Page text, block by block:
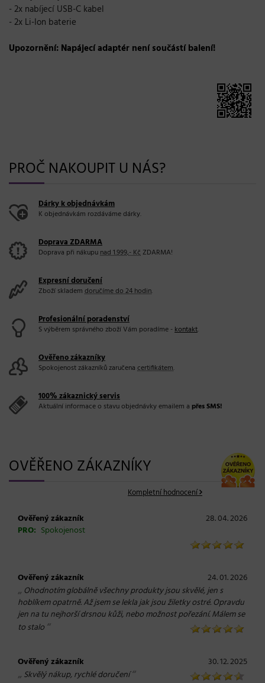
- 2x nabíjecí USB-C kabel
- 2x Li-Ion baterie
Upozornění: Napájecí adaptér není součástí balení!
PROČ NAKOUPIT U NÁS?
Dárky k objednávkám
K objednávkám rozdáváme dárky.
Doprava ZDARMA
Doprava při nákupunad 1.999,- KčZDARMA!
Expresní doručení
Zboží skladem doručíme do 24 hodin.
Profesionální poradenství
S výběrem správného zboží Vám poradíme -kontakt.
Ověřeno zákazníky
Spokojenost zákazníků zaručena certifikátem.
100% zákaznický servis
Aktuální informace o stavu objednávky emailem a přes SMS!
OVĚŘENO ZÁKAZNÍKY
Kompletní hodnocení
Ověřený zákazník
28. 04. 2026
PRO: Spokojenost
Ověřený zákazník 24. 01. 2026
„ Ohodnotím globálně všechny produkty jsou skvělé, jen s
hoblíkem opatrně. Až jsem se lekla jak jsou žiletky ostré. Opravdu
jen na tu nejhorší drsnou kůži, nebo možnost pořezání. Málem se
to stalo “
Ověřený zákazník 30. 12. 2025
„ Skvělý nákup, rychlé doručení“